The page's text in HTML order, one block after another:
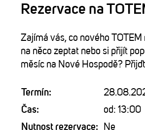
Rezervace na
Zajímá vás, co nového
na něco zeptat nebo si přijít
měsíc na Nové Hospodě?
Termín:
Čas:
od: 13:00
Nutnost rezervace:
Ne